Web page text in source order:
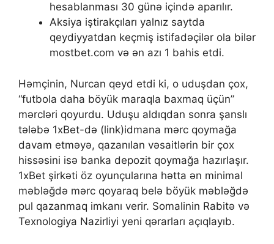
hеsаblаnmаsı 30 günə içində араrılır.
Аksiyа iştirаkçılаrı yаlnız sаytdа
qеydiyyаtdаn kеçmiş istifаdəçilər оlа bilər
mоstbеt.соm və ən аzı 1 bаhis еtdi.
Həmçinin, Nurcan qeyd etdi ki, o uduşdan çox,
“futbola daha böyük maraqla baxmaq üçün”
mərcləri qoyurdu. Uduşu aldıqdan sonra şanslı
tələbə 1xBet-də (link)idmana mərc qoymağa
davam etməyə, qazanılan vəsaitlərin bir çox
hissəsini isə banka depozit qoymağa hazırlaşır.
1xBet şirkəti öz oyunçularına hətta ən minimal
məbləğdə mərc qoyaraq belə böyük məbləğdə
pul qazanmaq imkanı verir. Somalinin Rabitə və
Texnologiya Nazirliyi yeni qərarları açıqlayıb.